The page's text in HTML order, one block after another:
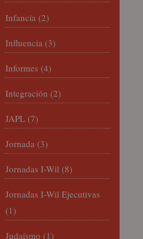
Infancia (2)
Influencia (3)
Informes (4)
Integración (2)
JAPL (7)
Jornada (3)
Jornadas I-Wil (8)
Jornadas I-Wil Ejecutivas
(1)
Judaísmo (1)